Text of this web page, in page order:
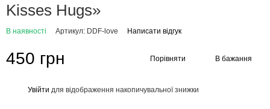
Kisses Hugs»‎
В наявності Артикул: DDF-love Написати відгук
450 грн Порівняти В бажання
Увійти для відображення накопичувальної знижки